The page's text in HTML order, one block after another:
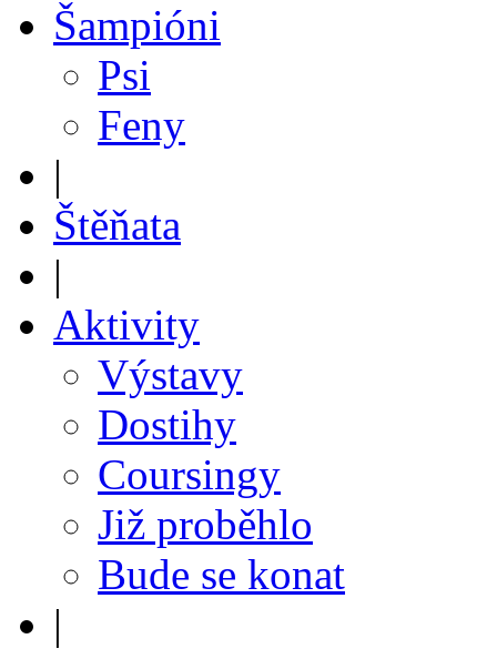
Šampióni
Psi
Feny
|
Štěňata
|
Aktivity
Výstavy
Dostihy
Coursingy
Již proběhlo
Bude se konat
|